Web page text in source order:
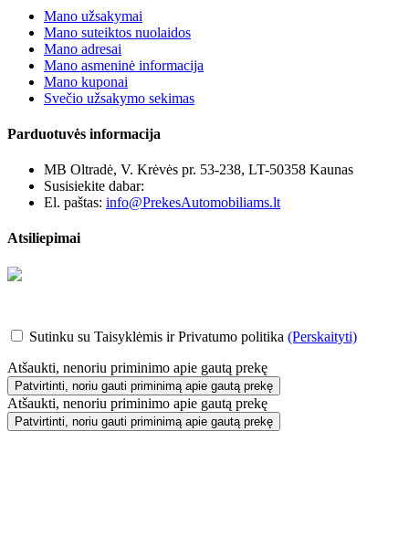
Mano užsakymai
Mano suteiktos nuolaidos
Mano adresai
Mano asmeninė informacija
Mano kuponai
Svečio užsakymo sekimas
Parduotuvės informacija
MB Oltradė, V. Krėvės pr. 53-238, LT-50358 Kaunas
Susisiekite dabar:
El. paštas: info@PrekesAutomobiliams.lt
Atsiliepimai
Sutinku su Taisyklėmis ir Privatumo politika (Perskaityti)
Atšaukti, nenoriu priminimo apie gautą prekę
Patvirtinti, noriu gauti priminimą apie gautą prekę
Atšaukti, nenoriu priminimo apie gautą prekę
Patvirtinti, noriu gauti priminimą apie gautą prekę